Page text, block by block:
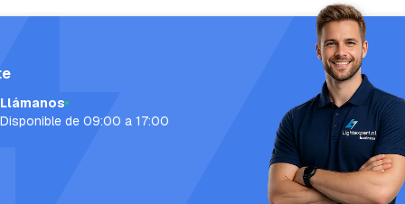
Llámanos
Disponible de 09:00 a 17:00